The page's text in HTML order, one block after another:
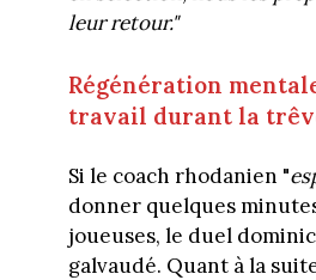
leur retour."
Régénération
travail durant la
Si le coach rhodanien "
donner quelques
joueuses, le duel
galvaudé. Quant à la